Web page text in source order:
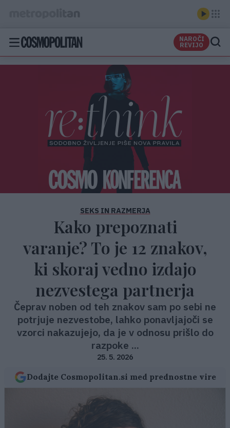
NAROČI
REVIJO
SEKS IN RAZMERJA
Kako prepoznati
varanje? To je 12 znakov,
ki skoraj vedno izdajo
nezvestega partnerja
Čeprav noben od teh znakov sam po sebi ne
potrjuje nezvestobe, lahko ponavljajoči se
vzorci nakazujejo, da je v odnosu prišlo do
razpoke ...
25. 5. 2026
Dodajte Cosmopolitan.si med prednostne vire